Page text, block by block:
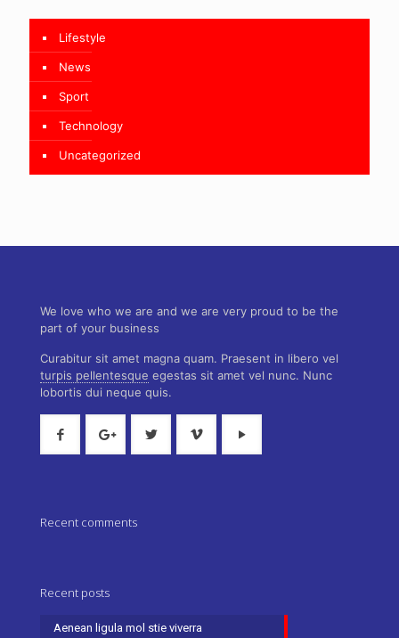
Lifestyle
News
Sport
Technology
Uncategorized
We love who we are and we are very proud to be the
part of your business
Curabitur sit amet magna quam. Praesent in libero vel
turpis pellentesque egestas sit amet vel nunc. Nunc
lobortis dui neque quis.
Recent comments
Recent posts
Aenean ligula mol stie viverra